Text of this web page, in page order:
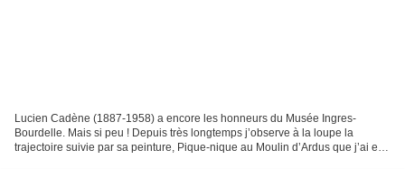
Lucien Cadène (1887-1958) a encore les honneurs du Musée Ingres-
Bourdelle. Mais si peu ! Depuis très longtemps j’observe à la loupe la
trajectoire suivie par sa peinture, Pique-nique au Moulin d’Ardus que j’ai eu